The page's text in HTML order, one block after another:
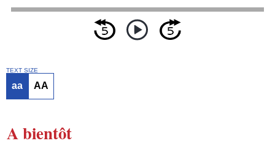
TEXT SIZE
aa AA
A bientôt